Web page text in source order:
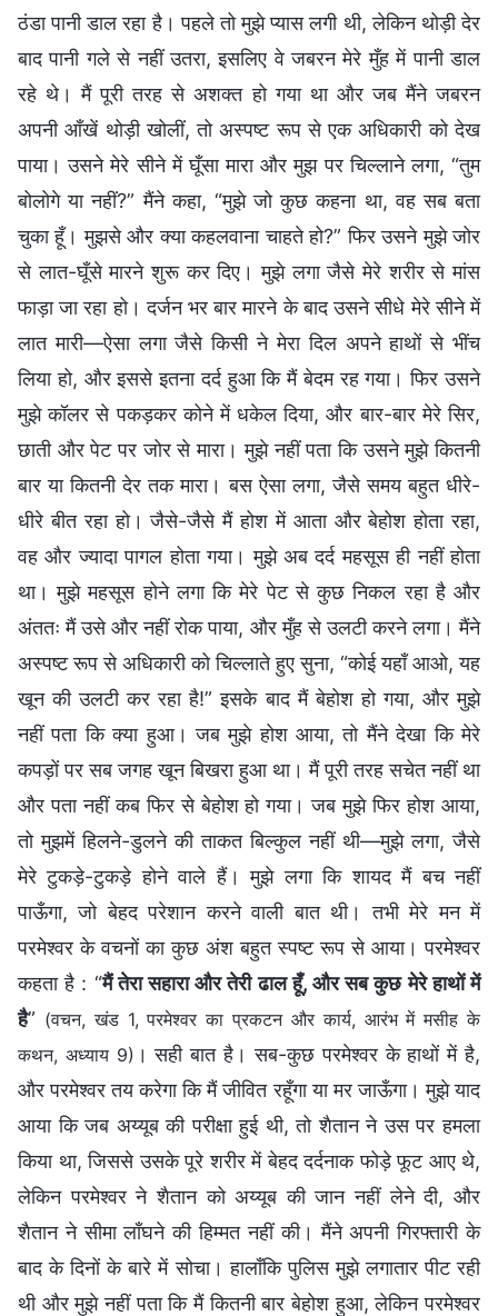
ठंडा पानी डाल रहा है। पहले तो मुझे प्यास लगी थी, लेकिन थोड़ी देर
बाद पानी गले से नहीं उतरा, इसलिए वे जबरन मेरे मुँह में पानी डाल
रहे थे। मैं पूरी तरह से अशक्त हो गया था और जब मैंने जबरन
अपनी आँखें थोड़ी खोलीं, तो अस्पष्ट रूप से एक अधिकारी को देख
पाया। उसने मेरे सीने में घूँसा मारा और मुझ पर चिल्लाने लगा, “तुम
बोलोगे या नहीं?” मैंने कहा, “मुझे जो कुछ कहना था, वह सब बता
चुका हूँ। मुझसे और क्या कहलवाना चाहते हो?” फिर उसने मुझे जोर
से लात-घूँसे मारने शुरू कर दिए। मुझे लगा जैसे मेरे शरीर से मांस
फाड़ा जा रहा हो। दर्जन भर बार मारने के बाद उसने सीधे मेरे सीने में
लात मारी—ऐसा लगा जैसे किसी ने मेरा दिल अपने हाथों से भींच
लिया हो, और इससे इतना दर्द हुआ कि मैं बेदम रह गया। फिर उसने
मुझे कॉलर से पकड़कर कोने में धकेल दिया, और बार-बार मेरे सिर,
छाती और पेट पर जोर से मारा। मुझे नहीं पता कि उसने मुझे कितनी
बार या कितनी देर तक मारा। बस ऐसा लगा, जैसे समय बहुत धीरे-
धीरे बीत रहा हो। जैसे-जैसे मैं होश में आता और बेहोश होता रहा,
वह और ज्यादा पागल होता गया। मुझे अब दर्द महसूस ही नहीं होता
था। मुझे महसूस होने लगा कि मेरे पेट से कुछ निकल रहा है और
अंततः मैं उसे और नहीं रोक पाया, और मुँह से उलटी करने लगा। मैंने
अस्पष्ट रूप से अधिकारी को चिल्लाते हुए सुना, “कोई यहाँ आओ, यह
खून की उलटी कर रहा है!” इसके बाद मैं बेहोश हो गया, और मुझे
नहीं पता कि क्या हुआ। जब मुझे होश आया, तो मैंने देखा कि मेरे
कपड़ों पर सब जगह खून बिखरा हुआ था। मैं पूरी तरह सचेत नहीं था
और पता नहीं कब फिर से बेहोश हो गया। जब मुझे फिर होश आया,
तो मुझमें हिलने-डुलने की ताकत बिल्कुल नहीं थी—मुझे लगा, जैसे
मेरे टुकड़े-टुकड़े होने वाले हैं। मुझे लगा कि शायद मैं बच नहीं
पाऊँगा, जो बेहद परेशान करने वाली बात थी। तभी मेरे मन में
परमेश्वर के वचनों का कुछ अंश बहुत स्पष्ट रूप से आया। परमेश्वर
कहता है : “मैं तेरा सहारा और तेरी ढाल हूँ, और सब कुछ मेरे हाथों में
है” (वचन, खंड 1, परमेश्वर का प्रकटन और कार्य, आरंभ में मसीह के
कथन, अध्याय 9) । सही बात है। सब-कुछ परमेश्वर के हाथों में है,
और परमेश्वर तय करेगा कि मैं जीवित रहूँगा या मर जाऊँगा। मुझे याद
आया कि जब अय्यूब की परीक्षा हुई थी, तो शैतान ने उस पर हमला
किया था, जिससे उसके पूरे शरीर में बेहद दर्दनाक फोड़े फूट आए थे,
लेकिन परमेश्वर ने शैतान को अय्यूब की जान नहीं लेने दी, और
शैतान ने सीमा लाँघने की हिम्मत नहीं की। मैंने अपनी गिरफ्तारी के
बाद के दिनों के बारे में सोचा। हालाँकि पुलिस मुझे लगातार पीट रही
थी और मुझे नहीं पता कि मैं कितनी बार बेहोश हुआ, लेकिन परमेश्वर